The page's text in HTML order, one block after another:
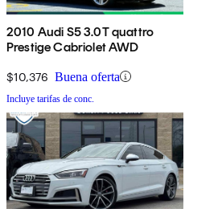
2010 Audi S5 3.0T quattro
Prestige Cabriolet AWD
$10,376 Buena oferta
Incluye tarifas de conc.